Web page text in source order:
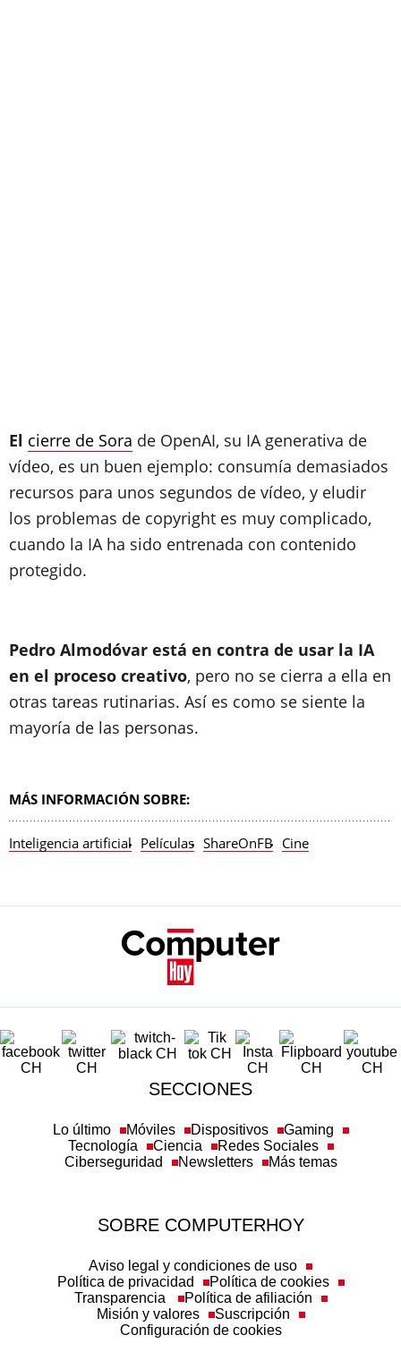
El cierre de Sora de OpenAI, su IA generativa de
vídeo, es un buen ejemplo: consumía demasiados
recursos para unos segundos de vídeo, y eludir
los problemas de copyright es muy complicado,
cuando la IA ha sido entrenada con contenido
protegido.
Pedro Almodóvar está en contra de usar la IA
en el proceso creativo, pero no se cierra a ella en
otras tareas rutinarias. Así es como se siente la
mayoría de las personas.
MÁS INFORMACIÓN SOBRE:
Inteligencia artificial Películas ShareOnFB Cine
SECCIONES
Tecnología
Ciencia
Redes Sociales
Ciberseguridad
Newsletters Más temas
Política de privacidad
Política de cookies
Transparencia
Política de afiliación
Misión y valores
Suscripción
Configuración de cookies